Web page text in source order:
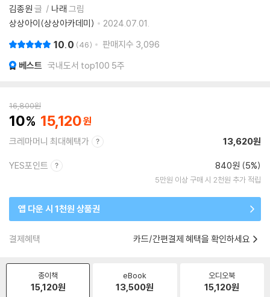
김종원 글 나래 그림
상상아이(상상아카데미)
2024.07.01.
10.0 46 판매지수 3,096
베스트 국내도서 top100 5주
16,800원
10 15,120
크레마머니 최대혜택가 13,620원
YES포인트 840원 (5%)
5만원 이상 구매 시 2천원 추가 적립
앱 다운 시 1천원 상품권
결제혜택 카드/간편결제 혜택을 확인하세요
종이책
15,120원
eBook
13,500원
오디오북
15,120원